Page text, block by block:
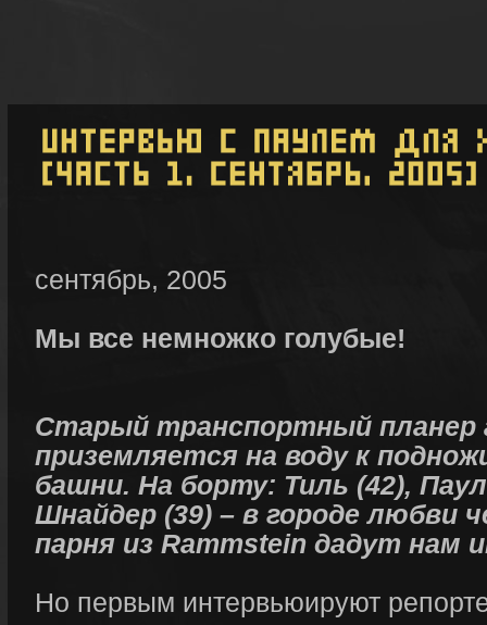
сентябрь, 2005
Mы все немножко голубые!
Старый транспортный планер
приземляется на воду к
башни. На борту: Тиль (42),
Шнайдер (39) – в городе любви
парня из Rammstein дадут нам
Но первым интервьюируют